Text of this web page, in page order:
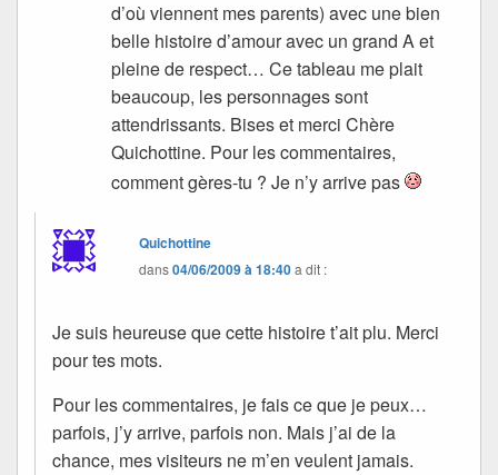
d’où viennent mes parents) avec une bien
belle histoire d’amour avec un grand A et
pleine de respect… Ce tableau me plait
beaucoup, les personnages sont
attendrissants. Bises et merci Chère
Quichottine. Pour les commentaires,
comment gères-tu ? Je n’y arrive pas
Quichottine
dans04/06/2009 à 18:40a dit :
Je suis heureuse que cette histoire t’ait plu. Merci
pour tes mots.
Pour les commentaires, je fais ce que je peux…
parfois, j’y arrive, parfois non. Mais j’ai de la
chance, mes visiteurs ne m’en veulent jamais.